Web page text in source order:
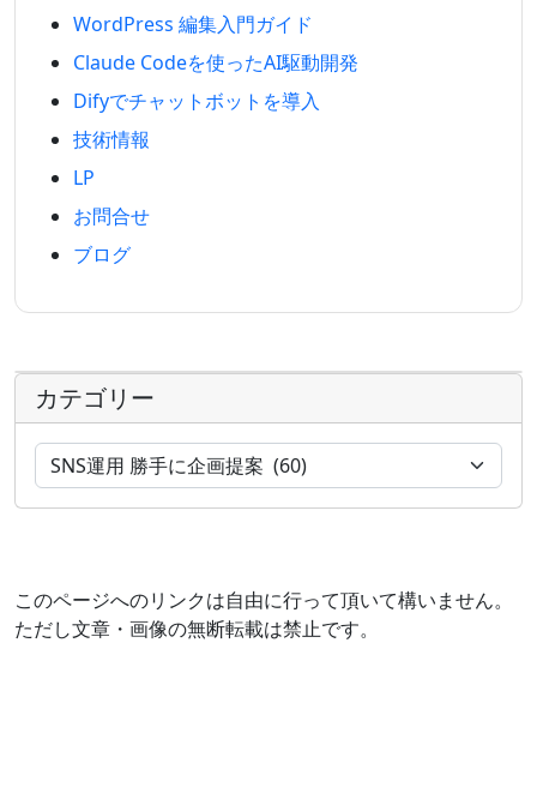
WordPress 編集入門ガイド
Claude Codeを使ったAI駆動開発
Difyでチャットボットを導入
技術情報
LP
お問合せ
ブログ
カテゴリー
このページへのリンクは自由に行って頂いて構いません。
ただし文章・画像の無断転載は禁止です。